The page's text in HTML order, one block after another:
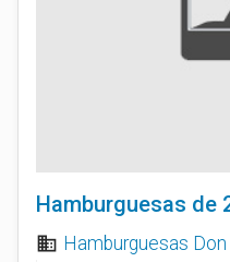
Hamburguesas de
business Hamburguesas